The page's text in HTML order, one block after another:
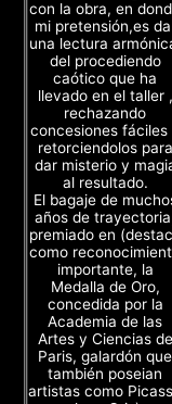
con la obra, en
mi pretensión,es
una lectura
del procediendo
caótico que ha
llevado en el taller ,
rechazando
concesiones fáciles
retorciendolos para
dar misterio y
al resultado.
El bagaje de
años de
premiado en
como
importante, la
Medalla de Oro,
concedida por la
Academia de las
Artes y Ciencias de
Paris, galardón que
también poseian
artistas como